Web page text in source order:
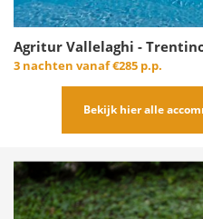
Agritur Vallelaghi -
3 nachten vanaf€285 p.p.
Bekijk hier alle